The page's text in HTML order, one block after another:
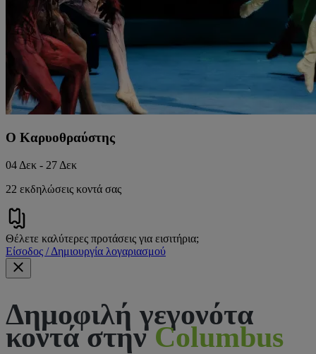
Ο Καρυοθραύστης
04 Δεκ - 27 Δεκ
22 εκδηλώσεις κοντά σας
Θέλετε καλύτερες προτάσεις για εισιτήρια;
Είσοδος / Δημιουργία λογαριασμού
Δημοφιλή γεγονότα
κοντά στηνColumbus